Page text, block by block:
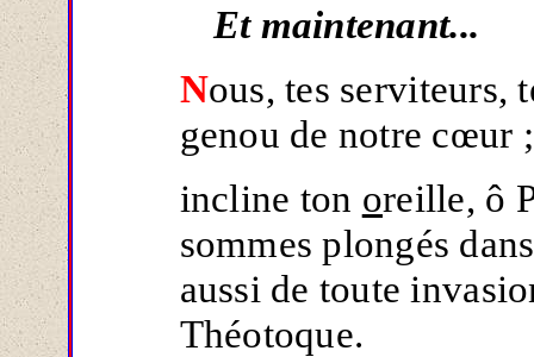
Et maintenant...
Nous, tes serviteurs,
genou de notre cœur ;
incline ton oreille, ô
sommes plongés
aussi de toute
Théotoque.